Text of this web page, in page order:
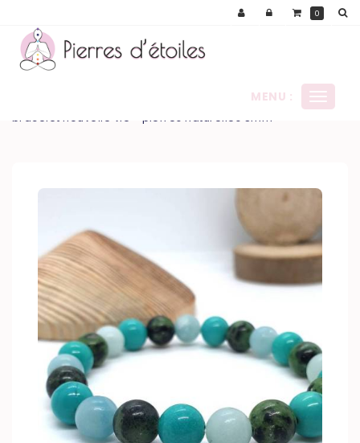
Ouvrir
MENU :
bracelet nouvelle vie - pierres naturelles 8mm
0